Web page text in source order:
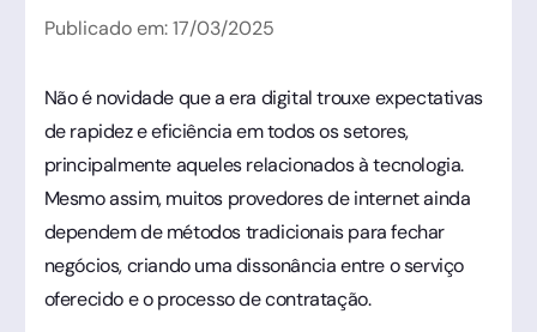
Publicado em: 17/03/2025
Não é novidade que a era digital trouxe expectativas
de rapidez e eficiência em todos os setores,
principalmente aqueles relacionados à tecnologia.
Mesmo assim, muitos provedores de internet ainda
dependem de métodos tradicionais para fechar
negócios, criando uma dissonância entre o serviço
oferecido e o processo de contratação.